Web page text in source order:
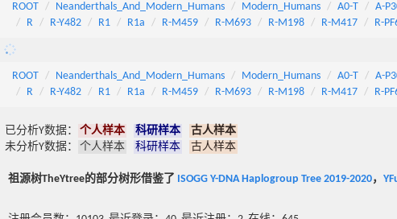
ROOT Neanderthals_And_Modern_Humans Modern_Humans A0-T A-
R
R-Y482 R1 R1a R-M459 R-M693 R-M198 R-M417 R-
ROOT Neanderthals_And_Modern_Humans Modern_Humans A0-T A-
R
R-Y482 R1 R1a R-M459 R-M693 R-M198 R-M417 R-
已分析Y数据： 个人样本 科研样本
古人样本
未分析Y数据：
个人样本 科研样本 古人样本
祖源树TheYtree的部分树形借鉴了 ISOGG Y-DNA Haplogroup Tree 2019-2020，